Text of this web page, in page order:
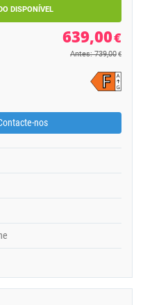
DISPONÍVEL
639,00€
Antes: 739,00 €
nos